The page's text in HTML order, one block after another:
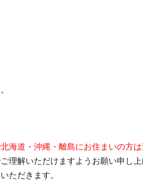
海道・沖縄・離島にお住まいの方は
理解いただけますようお願い申し上
ただきます。